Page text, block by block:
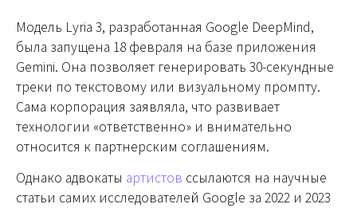
Модель Lyria 3, разработанная Google DeepMind,
была запущена 18 февраля на базе приложения
Gemini. Она позволяет генерировать 30-секундные
треки по текстовому или визуальному промпту.
Сама корпорация заявляла, что развивает
технологии «ответственно» и внимательно
относится к партнерским соглашениям.
Однако адвокаты артистов ссылаются на научные
статьи самих исследователей Google за 2022 и 2023